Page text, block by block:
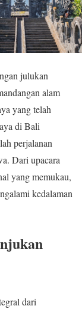
julukan
alam
yang telah
di Bali
perjalanan
Dari upacara
yang memukau,
kedalaman
dari